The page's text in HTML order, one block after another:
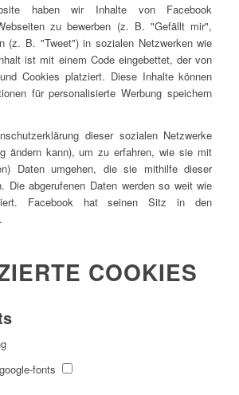
haben wir Inhalte von Facebook
zu bewerben (z. B. "Gefällt mir",
(z. B. "Tweet") in sozialen Netzwerken wie
ist mit einem Code eingebettet, der von
Cookies platziert. Diese Inhalte können
für personalisierte Werbung speichern
dieser sozialen Netzwerke
ändern kann), um zu erfahren, wie sie mit
Daten umgehen, die sie mithilfe dieser
Die abgerufenen Daten werden so weit wie
Facebook hat seinen Sitz in den
COOKIES
fonts